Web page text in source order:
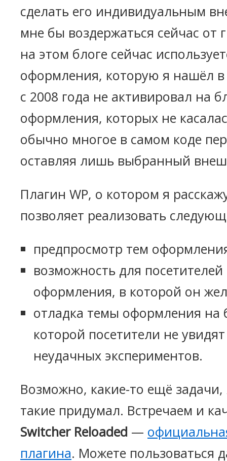
сделать его индивидуальным
мне бы воздержаться сейчас от
на этом блоге сейчас
оформления, которую я нашёл
с 2008 года не активировал на
оформления, которых не
обычно многое в самом коде
оставляя лишь выбранный
Плагин WP, о котором я
позволяет реализовать
предпросмотр тем
возможность для
оформления, в которой он
отладка темы оформления на
которой посетители не
неудачных экспериментов.
Возможно, какие-то ещё задачи,
такие придумал. Встречаем и
Switcher Reloaded —
плагина. Можете пользоваться